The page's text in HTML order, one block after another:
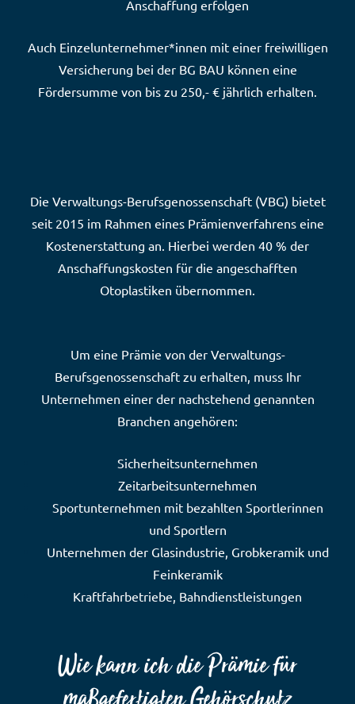
Anschaffung erfolgen
Auch Einzelunternehmer*innen mit einer freiwilligen
Versicherung bei der BG BAU können eine
Fördersumme von bis zu 250,- € jährlich erhalten.
Die Verwaltungs-Berufsgenossenschaft (VBG) bietet
seit 2015 im Rahmen eines Prämienverfahrens eine
Kostenerstattung an. Hierbei werden 40 % der
Anschaffungskosten für die angeschafften
Otoplastiken übernommen.
Um eine Prämie von der Verwaltungs-
Berufsgenossenschaft zu erhalten, muss Ihr
Unternehmen einer der nachstehend genannten
Branchen angehören:
Sicherheitsunternehmen
Zeitarbeitsunternehmen
Sportunternehmen mit bezahlten Sportlerinnen
und Sportlern
Unternehmen der Glasindustrie, Grobkeramik und
Feinkeramik
Kraftfahrbetriebe, Bahndienstleistungen
Wie kann ich die Prämie für